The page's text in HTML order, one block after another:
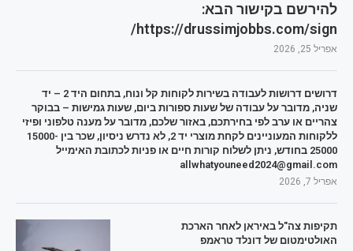
להירשם בקישור הבא:
https://drussimjobbs.com/sign/
אפריל 25, 2026
דרושים דרושות לעבודה בשירות לקוחות קל ונוח, בתחום היד 2 – יד
שניה, מדובר על עבודה של שעות ספורות ביום, שעות גמישות – בבוקר
צהריים או ערב לפי בחירתכם, באזור שלכם, מדובר על מענה טלפוני ופיזי
ללקוחות המעוניינים לקחת מוצרי יד 2, לא נדרש ניסיון, שכר בין 15000-
25000 בחודש, ניתן לשלוח קורות חיים או פניות לכתובת האימייל
allwhatyouneed2024@gmail.com
אפריל 7, 2026
תקיפות צה"ל באיראן לאחר הארכת
האולטימטום של דונלד טראמפ